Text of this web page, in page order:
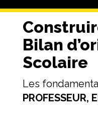
Bilan
Scolaire
Les
PROFESSEUR,